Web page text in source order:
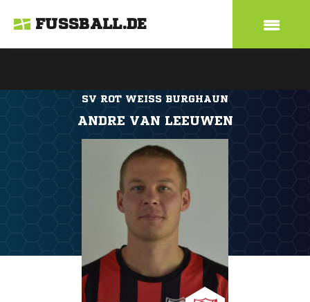
FUSSBALL.DE
SV ROT WEISS BURGHAUN
ANDRE VAN LEEUWEN